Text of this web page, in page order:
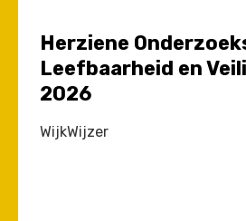
Herziene
Leefbaarheid en
2026
WijkWijzer